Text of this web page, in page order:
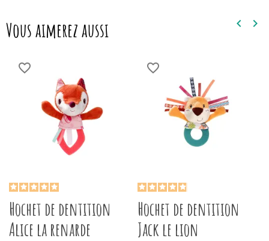
Vous aimerez aussi keyboard_arrow_left keyboard_arrow_right
favorite_border
Hochet de dentition
Alice la renarde
favorite_border
Hochet de dentition
Jack le lion